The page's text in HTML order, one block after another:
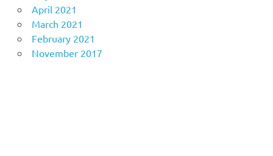
April 2021
March 2021
February 2021
November 2017